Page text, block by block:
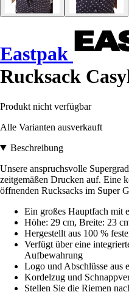
Eastpak
Rucksack
Produkt nicht verfügbar
Alle Varianten ausverkauft
Beschreibung
Unsere anspruchsvolle
zeitgemäßen Drucken auf. Eine
öffnenden Rucksacks im Super
Ein großes Hauptfach mit
Höhe: 29 cm, Breite: 23
Hergestellt aus 100 %
Verfügt über eine
Aufbewahrung
Logo und Abschlüsse aus
Kordelzug und
Stellen Sie die Riemen